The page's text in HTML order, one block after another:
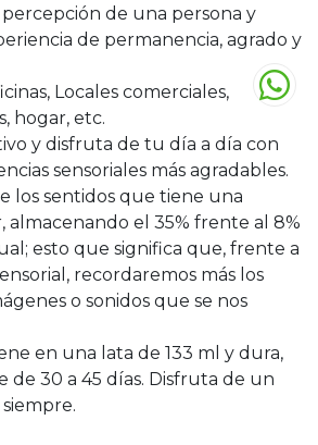
de una persona y
de permanencia, agrado y
Locales comerciales,
hogar, etc.
y disfruta de tu día a día con
sensoriales más agradables.
los sentidos que tiene una
almacenando el 35% frente al 8%
esto que significa que, frente a
recordaremos más los
o sonidos que se nos
en una lata de 133 ml y dura,
de 30 a 45 días. Disfruta de un